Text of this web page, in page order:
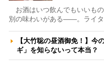
お酒はいつ飲んでもいいも
別の味わいがある――。ライタ
【大竹聡の昼酒御免！】今
ギ」を知らないって本当